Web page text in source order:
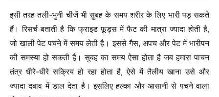
इसी तरह तली-भुनी चीजें भी सुबह के समय शरीर के लिए भारी पड़ सकते
हैं। रिसर्च बताती है कि फ्राइड फूड्स में फैट की मात्रा ज्यादा होती है,
जो खाली पेट पचने में समय लेती है। इससे गैस, अपच और पेट में भारीपन
की समस्या हो सकती है। सुबह का समय ऐसा होता है जब हमारा पाचन
तंत्र धीरे-धीरे सक्रिय हो रहा होता है, ऐसे में तैलीय खाना उसे और
ज्यादा दबाव में डाल देता है। इसलिए हल्का और आसानी से पचने वाला